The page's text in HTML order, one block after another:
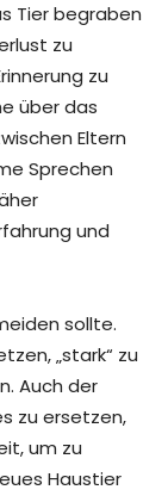
Tier begraben
zu
zu
über das
Eltern
Sprechen
und
sollte.
„stark“ zu
Auch der
zu ersetzen,
um zu
Haustier